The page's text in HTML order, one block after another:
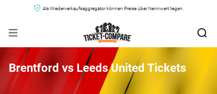
Als Wiederverkaufsaggregator können Preise über Nennwert liegen.
Brentford vs Leeds United Tickets